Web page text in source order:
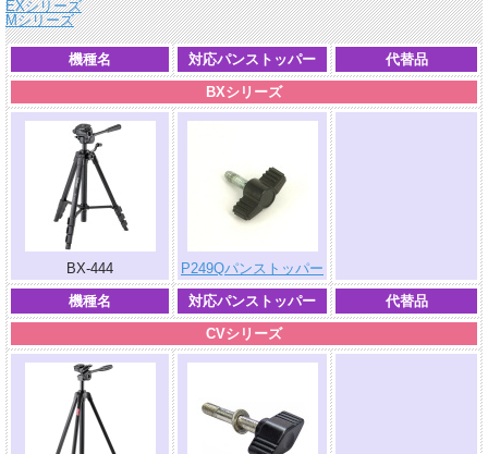
EXシリーズ
Mシリーズ
機種名 対応パンストッパー
代替品
BXシリーズ
BX-444 P249Qパンストッパー
機種名 対応パンストッパー
代替品
CVシリーズ